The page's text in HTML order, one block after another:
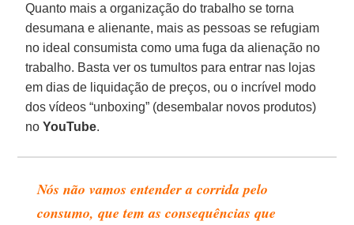
Quanto mais a organização do trabalho se torna
desumana e alienante, mais as pessoas se refugiam
no ideal consumista como uma fuga da alienação no
trabalho. Basta ver os tumultos para entrar nas lojas
em dias de liquidação de preços, ou o incrível modo
dos vídeos “unboxing” (desembalar novos produtos)
noYouTube.
Nós não vamos entender a corrida pelo
consumo, que tem as consequências que